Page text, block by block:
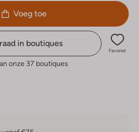
Voeg toe
in boutiques
Favoriet
onze 37 boutiques